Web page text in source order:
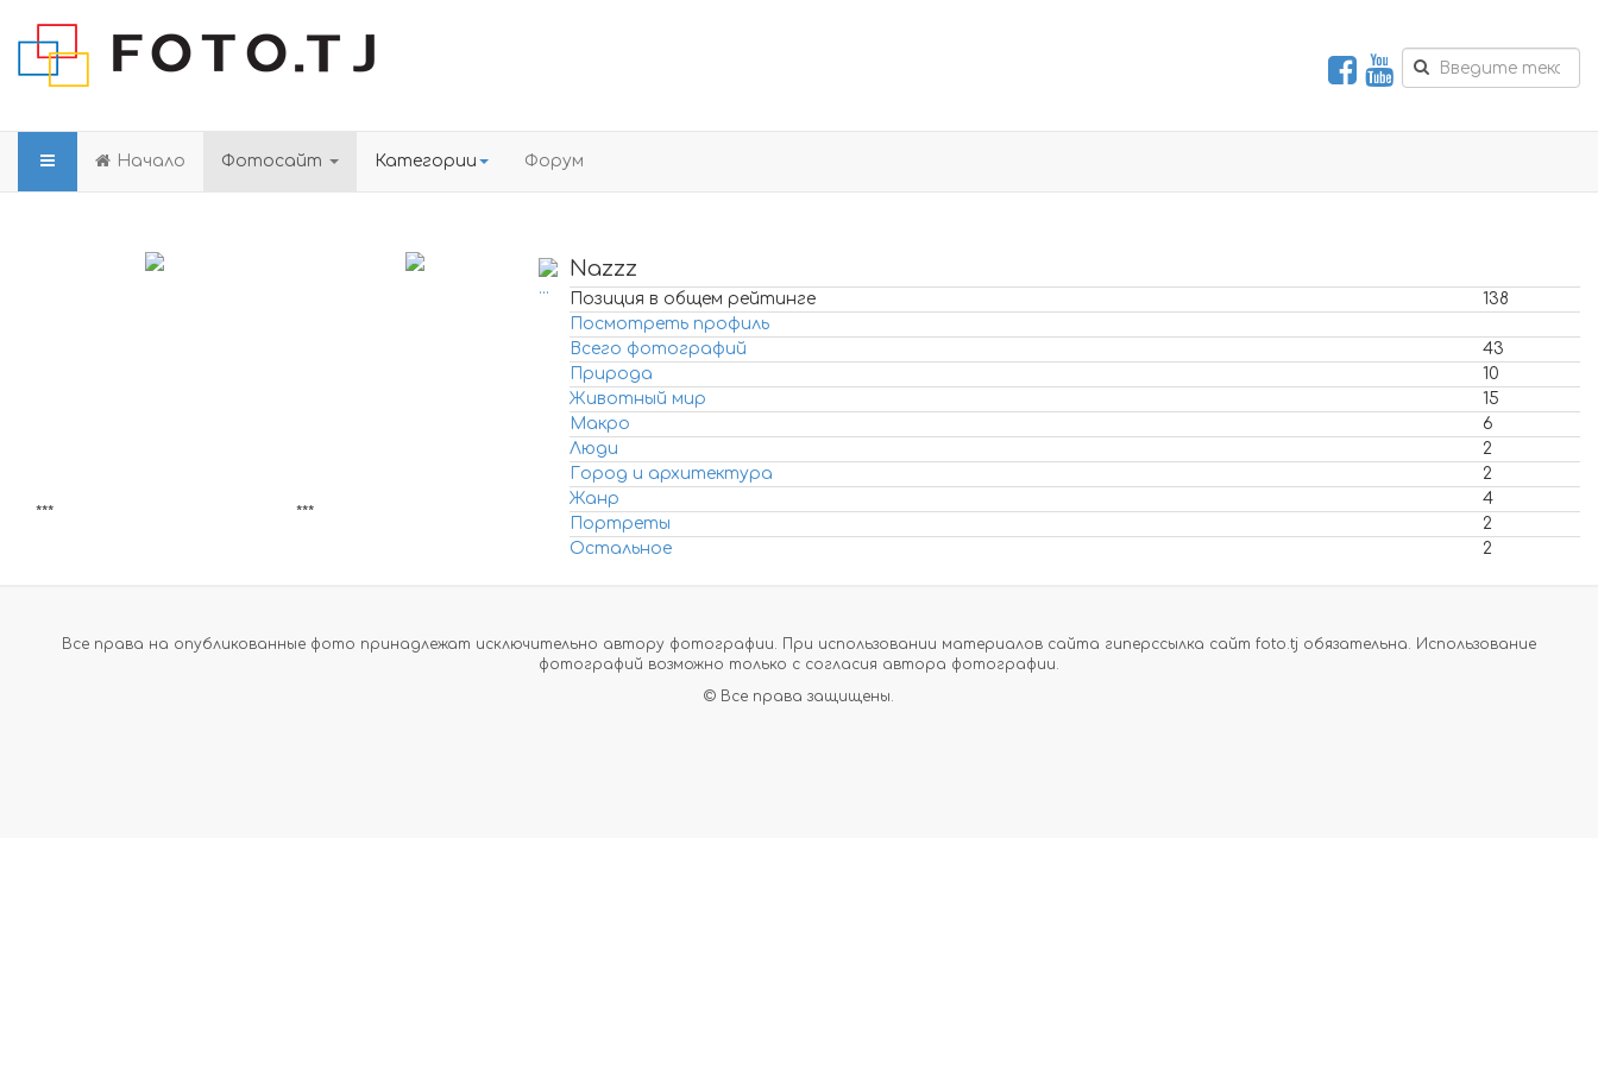
Начало Фотосайт Категории Форум
*** ***
Nazzz
Позиция в общем рейтинге
138
Посмотреть профиль
Всего фотографий
43
Природа
10
Животный мир
15
Макро
6
Люди
2
Город и архитектура
2
Жанр
4
Портреты
2
Остальное
2
Все права на опубликованные фото принадлежат исключительно автору фотографии. При использовании материалов сайта гиперссылка сайт foto.tj обязательна. Использование
фотографий возможно только с согласия автора фотографии.
© Все права защищены.